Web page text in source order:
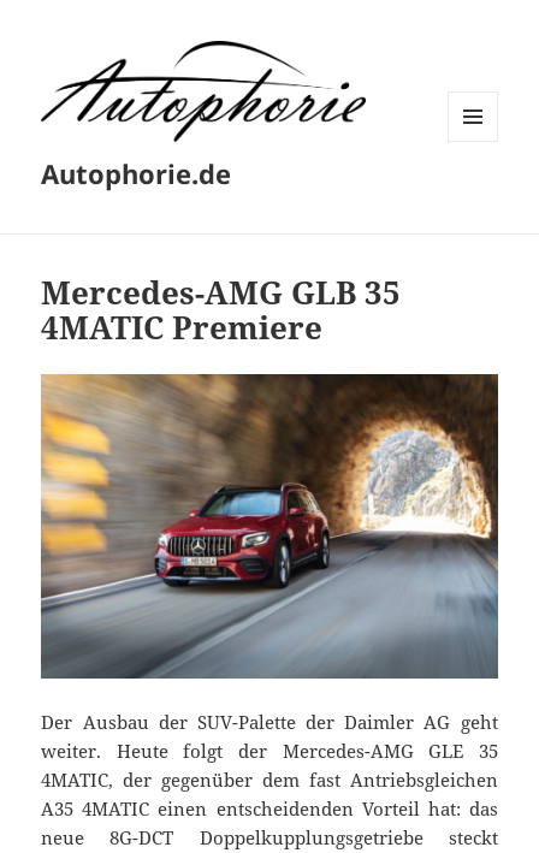
Autophorie.de
Mercedes-AMG GLB 35
4MATIC Premiere
Der Ausbau der SUV-Palette der Daimler AG geht
weiter. Heute folgt der Mercedes-AMG GLE 35
4MATIC, der gegenüber dem fast Antriebsgleichen
A35 4MATIC einen entscheidenden Vorteil hat: das
neue 8G-DCT Doppelkupplungsgetriebe steckt